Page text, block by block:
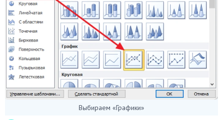
Выбираем «Графики»